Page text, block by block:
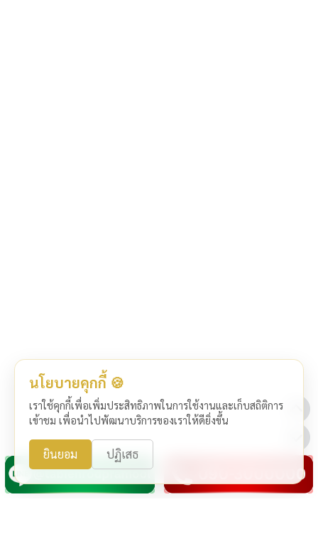
นโยบายคุกกี้ 🍪
เราใช้คุกกี้เพื่อเพิ่มประสิทธิภาพในการใช้งานและเก็บสถิติการ
เข้าชม เพื่อนำไปพัฒนาบริการของเราให้ดียิ่งขึ้น
ยินยอม ปฏิเสธ